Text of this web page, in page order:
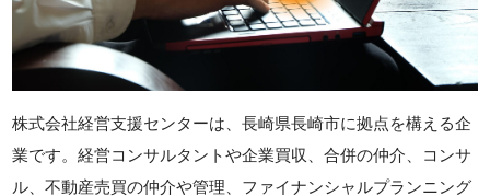
株式会社経営支援センターは、長崎県長崎市に拠点を構える企
業です。経営コンサルタントや企業買収、合併の仲介、コンサ
ル、不動産売買の仲介や管理、ファイナンシャルプランニング